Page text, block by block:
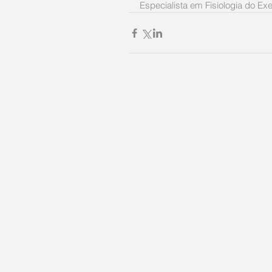
Especialista em Fisiologia do